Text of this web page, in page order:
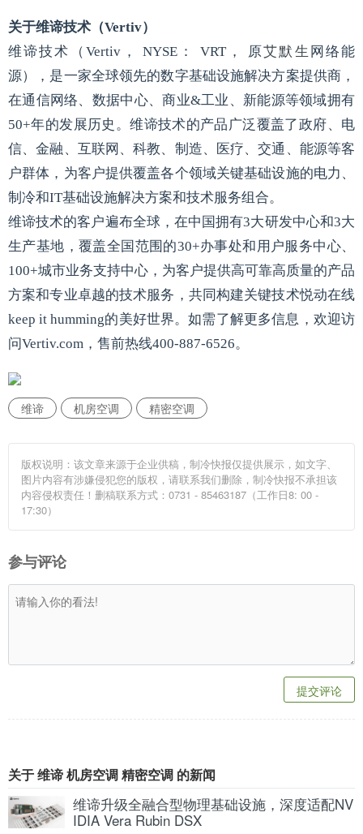
关于维谛技术（Vertiv）
维谛技术（Vertiv， NYSE： VRT， 原艾默生 网络能
源），是一家全球领先的数字基础设施解决方案提供商，
在通信网络、数据中心、商业&工业、新能源等领域拥有
50+年的发展历史。维谛技术的产品广泛覆盖了政府、电
信、金融、互联网、科教、制造、医疗、交通、能源等客
户群体，为客户提供覆盖各个领域关键基础设施的电力、
制冷和IT基础设施解决方案和技术服务组合。
维谛技术的客户遍布全球，在中国拥有3大研发中心和3大
生产基地，覆盖全国范围的30+办事处和用户服务中心、
100+城市业务支持中心，为客户提供高可靠高质量的产品
方案和专业卓越的技术服务，共同构建关键技术悦动在线
keep it humming的美好世界。如需了解更多信息，欢迎访
问Vertiv.com，售前热线400-887-6526。
维谛 机房空调 精密空调
版权说明：该文章来源于企业供稿，制冷快报仅提供展示，如文字、
图片内容有涉嫌侵犯您的版权，请联系我们删除，制冷快报不承担该
内容侵权责任！删稿联系方式：0731 - 85463187（工作日8: 00 -
17:30）
参与评论
提交评论
关于 维谛 机房空调 精密空调 的新闻
维谛升级全融合型物理基础设施，深度适配NV
IDIA Vera Rubin DSX